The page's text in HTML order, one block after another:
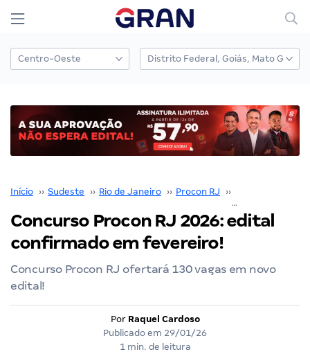
Início ›› Sudeste ›› Rio de Janeiro ›› Procon RJ ››
Concurso Procon RJ 2026: edital
confirmado em fevereiro!
Concurso Procon RJ ofertará 130 vagas em novo
edital!
Por Raquel Cardoso
Publicado em 29/01/26
1 min. de leitura